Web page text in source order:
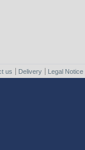
us Delivery Legal Notice